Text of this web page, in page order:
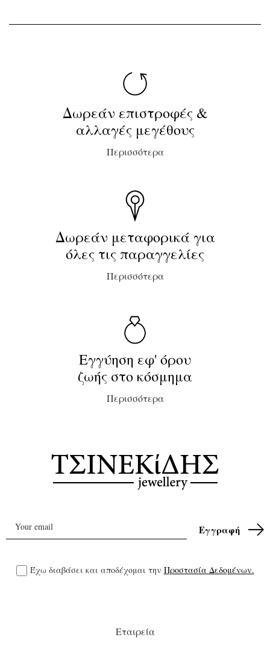
Δωρεάν επιστροφές &
αλλαγές μεγέθους
Περισσότερα
Δωρεάν μεταφορικά για
όλες τις παραγγελίες
Περισσότερα
Εγγύηση εφ' όρου
ζωής στο κόσμημα
Περισσότερα
Έχω διαβάσει και αποδέχομαι την Προστασία Δεδομένων.
Εταιρεία